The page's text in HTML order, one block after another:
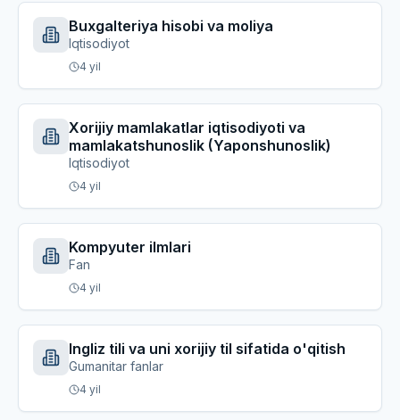
Buxgalteriya hisobi va moliya
Iqtisodiyot
4 yil
Xorijiy mamlakatlar iqtisodiyoti va
mamlakatshunoslik (Yaponshunoslik)
Iqtisodiyot
4 yil
Kompyuter ilmlari
Fan
4 yil
Ingliz tili va uni xorijiy til sifatida o'qitish
Gumanitar fanlar
4 yil